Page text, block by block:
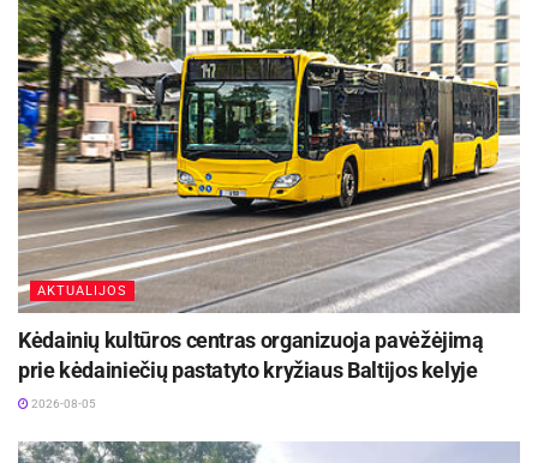
15 - +
AKTUALIJOS
Kėdainių kultūros centras organizuoja pavėžėjimą
prie kėdainiečių pastatyto kryžiaus Baltijos kelyje
2026-08-05